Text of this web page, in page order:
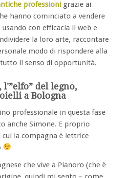
professionigrazie ai
hanno cominciato a vendere
con efficacia il web e
la loro arte, raccontare
modo di rispondere alla
il senso di opportunità.
del legno,
a Bologna
professionale in questa fase
anche Simone. E proprio
la compagna è lettrice
che vive a Pianoro (che è